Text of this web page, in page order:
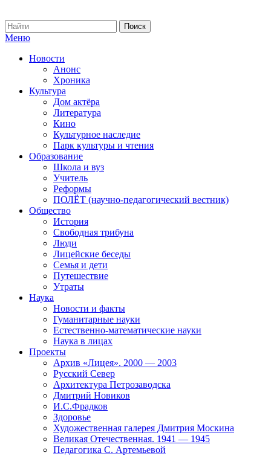
Меню
Новости
Анонс
Хроника
Культура
Дом актёра
Литература
Кино
Культурное наследие
Парк культуры и чтения
Образование
Школа и вуз
Учитель
Реформы
ПОЛЁТ (научно-педагогический вестник)
Общество
История
Свободная трибуна
Люди
Лицейские беседы
Семья и дети
Путешествие
Утраты
Наука
Новости и факты
Гуманитарные науки
Естественно-математические науки
Наука в лицах
Проекты
Архив «Лицея». 2000 — 2003
Русский Север
Архитектура Петрозаводска
Дмитрий Новиков
И.С.Фрадков
Здоровье
Художественная галерея Дмитрия Москина
Великая Отечественная. 1941 — 1945
Педагогика С. Артемьевой